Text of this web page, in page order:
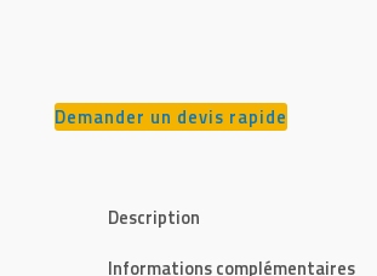
Demander un devis rapide
Description
Informations complémentaires